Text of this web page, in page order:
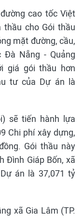
cao tốc Việt
cho Gói thầu
mặt đường, cầu,
Nẵng - Quảng
giá gói thầu hơn
tư của Dự án là
sẽ tiến hành lựa
Chi phí xây dựng,
Gói thầu này
Đình Giáp Bốn, xã
án là 37,071 tỷ
xã Gia Lâm (TP.